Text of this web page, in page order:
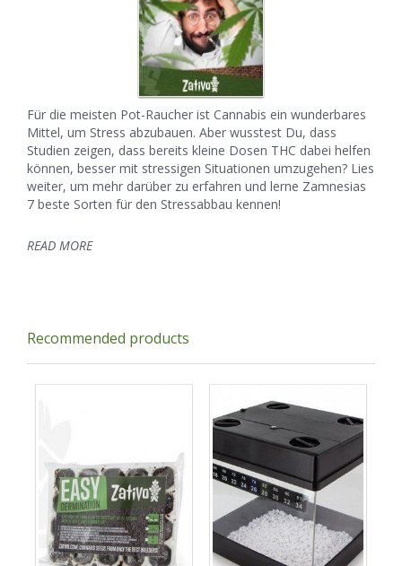
Für die meisten Pot-Raucher ist Cannabis ein wunderbares
Mittel, um Stress abzubauen. Aber wusstest Du, dass
Studien zeigen, dass bereits kleine Dosen THC dabei helfen
können, besser mit stressigen Situationen umzugehen? Lies
weiter, um mehr darüber zu erfahren und lerne Zamnesias
7 beste Sorten für den Stressabbau kennen!
READ MORE
Recommended products